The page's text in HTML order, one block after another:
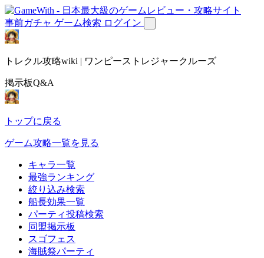
事前ガチャ ゲーム検索 ログイン
トレクル攻略wiki | ワンピーストレジャークルーズ
掲示板Q&A
トップに戻る
ゲーム攻略一覧を見る
キャラ一覧
最強ランキング
絞り込み検索
船長効果一覧
パーティ投稿検索
同盟掲示板
スゴフェス
海賊祭パーティ